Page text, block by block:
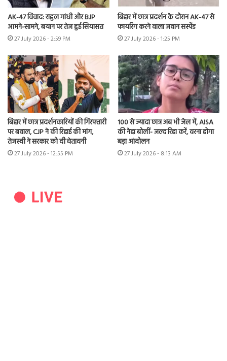
AK-47 विवाद: राहुल गांधी और BJP
आमने-सामने, बयान पर तेज हुई सियासत
27 July 2026 - 2:59 PM
बिहार में छात्र प्रदर्शन के दौरान AK-47 से
फायरिंग करने वाला जवान सस्पेंड
27 July 2026 - 1:25 PM
बिहार में छात्र प्रदर्शनकारियों की गिरफ्तारी
पर बवाल, CJP ने की रिहाई की मांग,
तेजस्वी ने सरकार को दी चेतावनी
27 July 2026 - 12:55 PM
100 से ज्यादा छात्र अब भी जेल में, AISA
की नेहा बोलीं- जल्द रिहा करें, वरना होगा
बड़ा आंदोलन
27 July 2026 - 8:13 AM